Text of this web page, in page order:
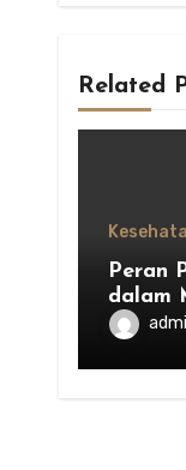
Related
Peran
dalam